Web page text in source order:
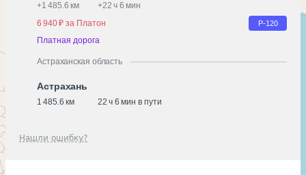
+1 485.6 км +22 ч 6 мин
6 940 ₽ за Платон
Р-120
Платная дорога
Астраханская область
Астрахань
1 485.6 км 22 ч 6 мин в пути
Нашли ошибку?